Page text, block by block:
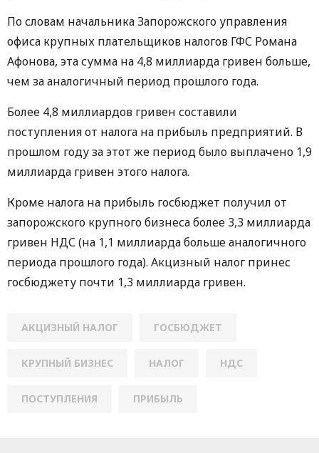
По словам начальника Запорожского управления
офиса крупных плательщиков налогов ГФС Романа
Афонова, эта сумма на 4,8 миллиарда гривен больше,
чем за аналогичный период прошлого года.
Более 4,8 миллиардов гривен составили
поступления от налога на прибыль предприятий. В
прошлом году за этот же период было выплачено 1,9
миллиарда гривен этого налога.
Кроме налога на прибыль госбюджет получил от
запорожского крупного бизнеса более 3,3 миллиарда
гривен НДС (на 1,1 миллиарда больше аналогичного
периода прошлого года). Акцизный налог принес
госбюджету почти 1,3 миллиарда гривен.
АКЦИЗНЫЙ НАЛОГ ГОСБЮДЖЕТ
КРУПНЫЙ БИЗНЕС НАЛОГ НДС
ПОСТУПЛЕНИЯ ПРИБЫЛЬ